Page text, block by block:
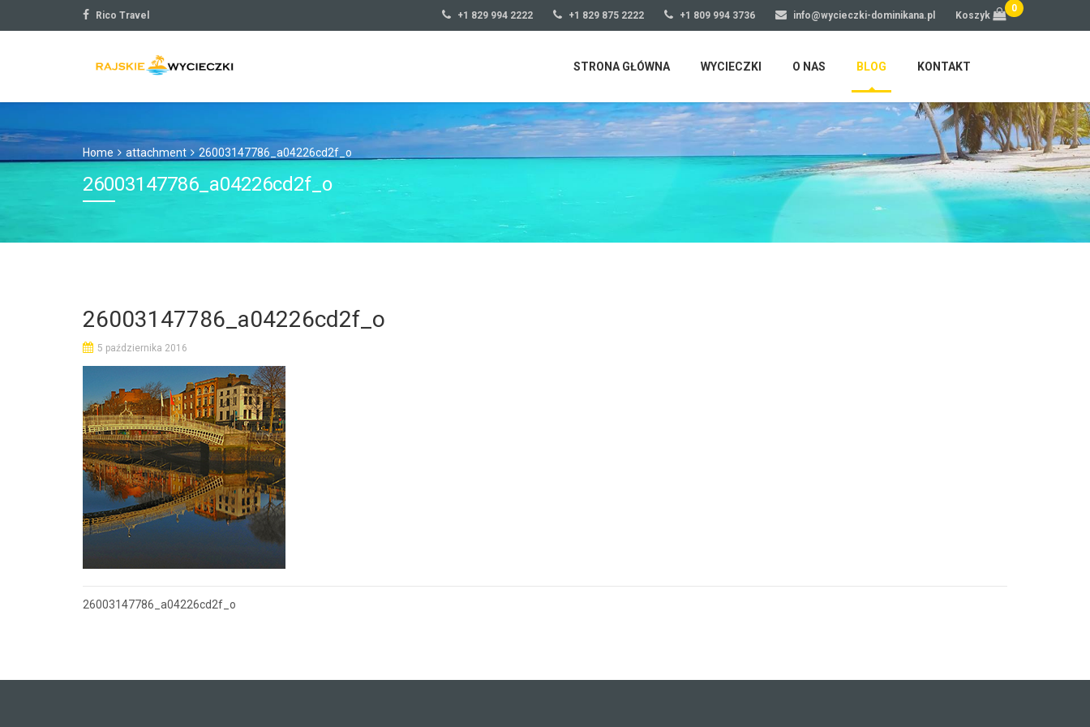
Rico Travel +1 829 994 2222 +1 829 875 2222 +1 809 994 3736 info@wycieczki-dominikana.pl Koszyk
0
STRONA GŁÓWNA WYCIECZKI O NAS BLOG KONTAKT
Home attachment 26003147786_a04226cd2f_o
26003147786_a04226cd2f_o
26003147786_a04226cd2f_o
5 października 2016
26003147786_a04226cd2f_o